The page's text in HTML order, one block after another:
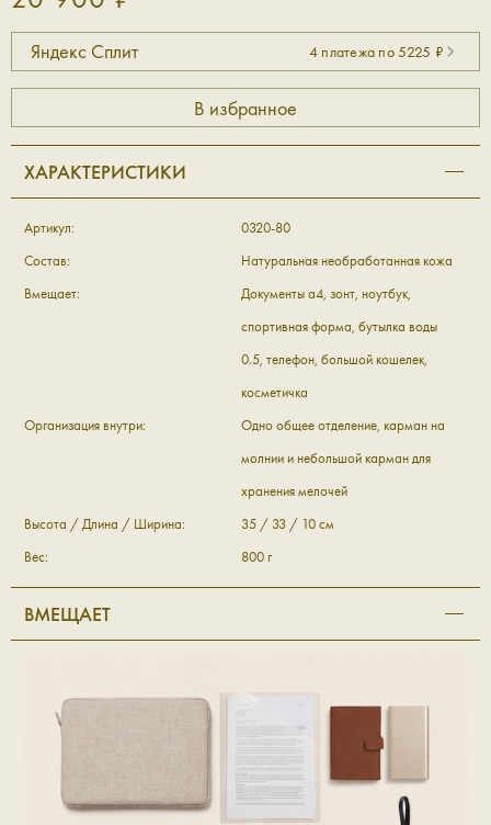
Яндекс Сплит 4 платежа по 5225 ₽
ХАРАКТЕРИСТИКИ
Артикул:
0320-80
Состав:
Натуральная необработанная кожа
Вмещает:
Документы а4, зонт, ноутбук,
спортивная форма, бутылка воды
0.5, телефон, большой кошелек,
косметичка
Организация внутри:
Одно общее отделение, карман на
молнии и небольшой карман для
хранения мелочей
Высота / Длина / Ширина:
35 / 33 / 10 см
Вес:
800 г
ВМЕЩАЕТ